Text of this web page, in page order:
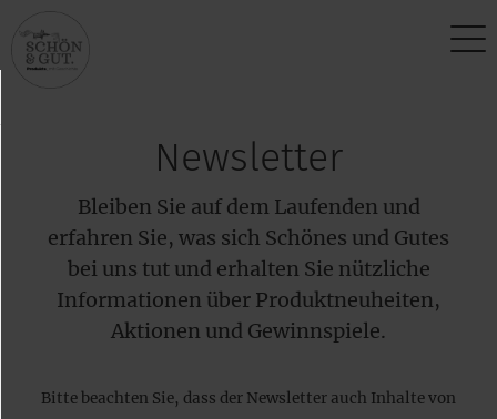
Newsletter
Bleiben Sie auf dem Laufenden und
erfahren Sie, was sich Schönes und Gutes
bei uns tut und erhalten Sie nützliche
Informationen über Produktneuheiten,
Aktionen und Gewinnspiele.
Bitte beachten Sie, dass der Newsletter auch Inhalte von
Produktphilosophie
Standort